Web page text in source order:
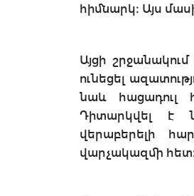
հիմնարկ։ Այս
Այցի
ունեցել
նաև հացադուլ
Դիտարկվել է
վերաբերելի
վարչակազմի